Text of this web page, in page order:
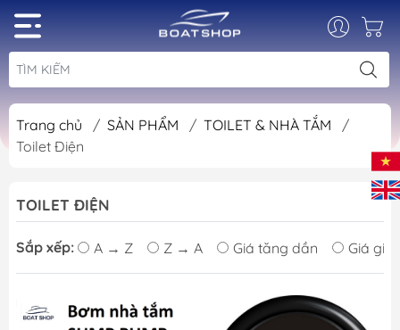
Trang chủ / SẢN PHẨM / TOILET & NHÀ TẮM
/
Toilet Điện
TOILET ĐIỆN
Sắp xếp: A → Z Z → A Giá tăng dần Giá